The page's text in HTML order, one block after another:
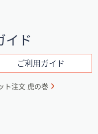
イド
ご利用ガイド
ト注文 虎の巻